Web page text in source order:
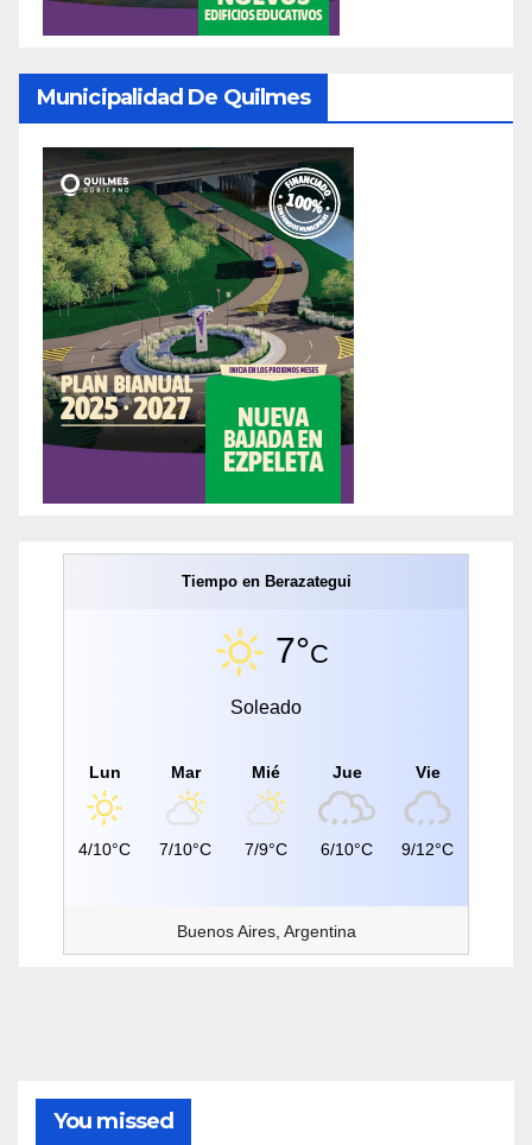
Municipalidad De Quilmes
Tiempo en Berazategui
7°C
Soleado
Lun
4/10°C
Mar
7/10°C
Mié
7/9°C
Jue
6/10°C
Vie
9/12°C
Buenos Aires, Argentina
You missed